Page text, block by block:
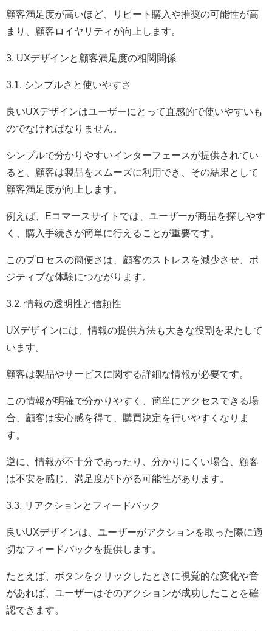
顧客満足度が高いほど、リピート購入や推奨の可能性が高
まり、顧客ロイヤリティが向上します。
3. UXデザインと顧客満足度の相関関係
3.1. シンプルさと使いやすさ
良いUXデザインはユーザーにとって直感的で使いやすいも
のでなければなりません。
シンプルで分かりやすいインターフェースが提供されてい
ると、顧客は製品をスムーズに利用でき、その結果として
顧客満足度が向上します。
例えば、Eコマースサイトでは、ユーザーが商品を探しやす
く、購入手続きが簡単に行えることが重要です。
このプロセスの簡便さは、顧客のストレスを減少させ、ポ
ジティブな体験につながります。
3.2. 情報の透明性と信頼性
UXデザインには、情報の提供方法も大きな役割を果たして
います。
顧客は製品やサービスに関する詳細な情報が必要です。
この情報が明確で分かりやすく、簡単にアクセスできる場
合、顧客は安心感を得て、購買決定を行いやすくなりま
す。
逆に、情報が不十分であったり、分かりにくい場合、顧客
は不安を感じ、満足度が下がる可能性があります。
3.3. リアクションとフィードバック
良いUXデザインは、ユーザーがアクションを取った際に適
切なフィードバックを提供します。
たとえば、ボタンをクリックしたときに視覚的な変化や音
があれば、ユーザーはそのアクションが成功したことを確
認できます。